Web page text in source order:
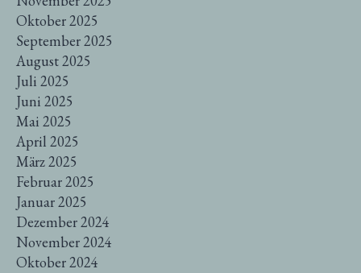
Oktober 2025
September 2025
August 2025
Juli 2025
Juni 2025
Mai 2025
April 2025
März 2025
Februar 2025
Januar 2025
Dezember 2024
November 2024
Oktober 2024